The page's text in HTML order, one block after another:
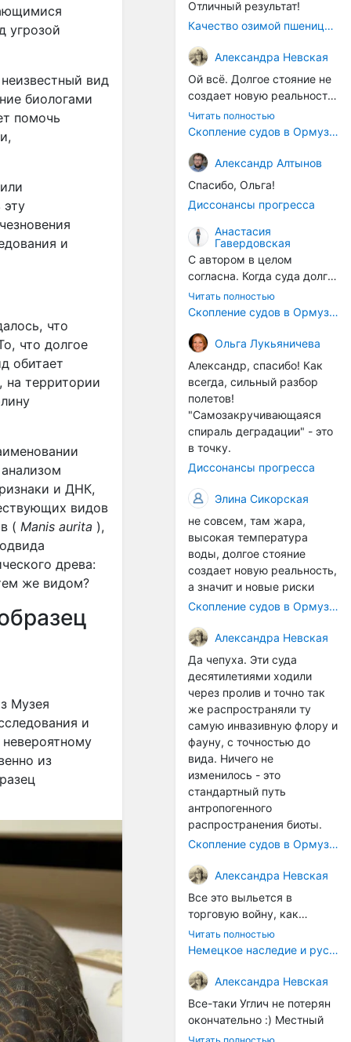
угрозой
вид
биологами
помочь
и
что
что долгое
обитает
на территории
и ДНК,
видов
( Manis aurita ),
древа:
же видом?
Музея
и
из
Отличный результат!
Качество озимой пшеницы 2026 год
Александра Невская
Ой всё. Долгое стояние не
создает новую реальность.
Морские организмы всегда
накапливаются на судах.
на чистку от тех самых
организмов. И год за
годом, век за веком суда
разносят эти самые
организмы по пути
следования.
Читать полностью
Скопление судов в Ормузском проливе грозит катастрофическим распространением инвазивных видов
Александр Алтынов
Спасибо, Ольга!
Диссонансы прогресса
Анастасия
Гавердовская
С автором в целом
согласна. Когда суда долго
стоят в теплой воде, на их
корпусах активно
организмы, и потом они
могут быть перенесены в
другие регионы. Поэтому
проблема вполне реальная
— просто я бы говорила не
о неизбежной катастрофе,
а о повышенном риске,
который нельзя
игнорировать. А так да 👍
Читать полностью
Скопление судов в Ормузском проливе грозит катастрофическим распространением инвазивных видов
Ольга Лукьяничева
Александр, спасибо! Как
всегда, сильный разбор
полетов!
"Самозакручивающаяся
спираль деградации" - это
в точку.
Диссонансы прогресса
Элина Сикорская
не совсем, там жара,
высокая температура
воды, долгое стояние
создает новую реальность,
а значит и новые риски
Скопление судов в Ормузском проливе грозит катастрофическим распространением инвазивных видов
Александра Невская
Да чепуха. Эти суда
десятилетиями ходили
через пролив и точно так
же распространяли ту
самую инвазивную флору и
фауну, с точностью до
вида. Ничего не
изменилось - это
стандартный путь
антропогенного
распространения биоты.
Скопление судов в Ормузском проливе грозит катастрофическим распространением инвазивных видов
Александра Невская
Все это выльется в
торговую войну, как
печально известная война
за Адыгейский сыр. Собаки
Когда региональный
продукт начнут делать
многие мастера региона, а
не единицы энтузиастов,
Читать полностью
Немецкое наследие и русский характер: история колбасного дела в Российской империи
Александра Невская
Все-таки Углич не потерян
окончательно :) Местный
институт сыроделия